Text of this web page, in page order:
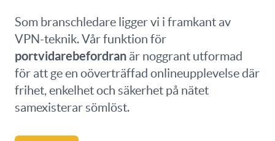
Som branschledare ligger vi i framkant av
VPN-teknik. Vår funktion för
portvidarebefordran är noggrant utformad
för att ge en oöverträffad onlineupplevelse där
frihet, enkelhet och säkerhet på nätet
samexisterar sömlöst.